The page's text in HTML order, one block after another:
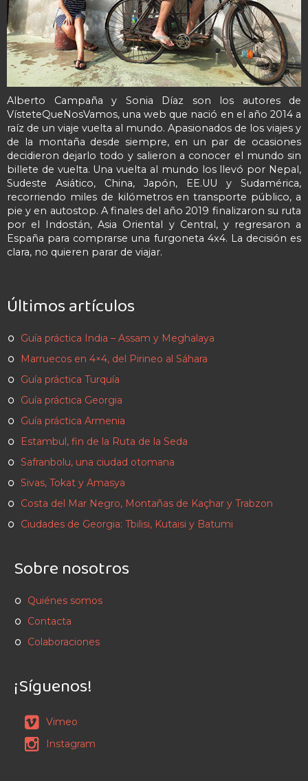
Alberto Campaña y Sonia Díaz son los autores de
VísteteQueNosVamos, una web que nació en el año 2014 a
raíz de un viaje vuelta al mundo. Apasionados de los viajes y
de la montaña desde siempre, en un par de ocasiones
decidieron dejarlo todo y salieron a conocer el mundo sin
billete de vuelta. Una vuelta al mundo los llevó por Nepal,
Sudeste Asiático, China, Japón, EE.UU y Sudamérica,
recorriendo miles de kilómetros en transporte público, a
pie y en autostop. A finales del año 2019 finalizaron su ruta
por el Indostán, Asia Oriental y Central, y regresaron a
España para comprarse una furgoneta 4x4. La decisión es
clara, no quieren parar de viajar.
Últimos artículos
Guía práctica India – Assam y Meghalaya
Marruecos en 4×4, del Pirineo al Sáhara
Guía práctica Turquía
Guía práctica Georgia
Guía práctica Armenia
Estambul, fin de la Ruta de la Seda
Safranbolu, una ciudad otomana
Sivas, Tokat y Amasya
Costa del Mar Negro, Montañas de Kaçhar y Trabzon
Ciudades de Georgia: Tbilisi, Kutaisi y Batumi
Sobre nosotros
Quiénes somos
Contacta
Colaboraciones
¡Síguenos!
Vimeo
Instagram